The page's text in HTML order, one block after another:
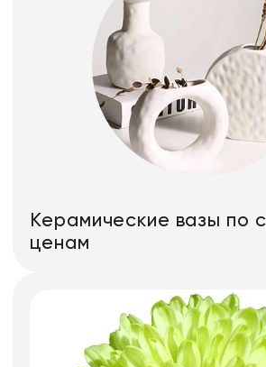
Керамические вазы по
ценам